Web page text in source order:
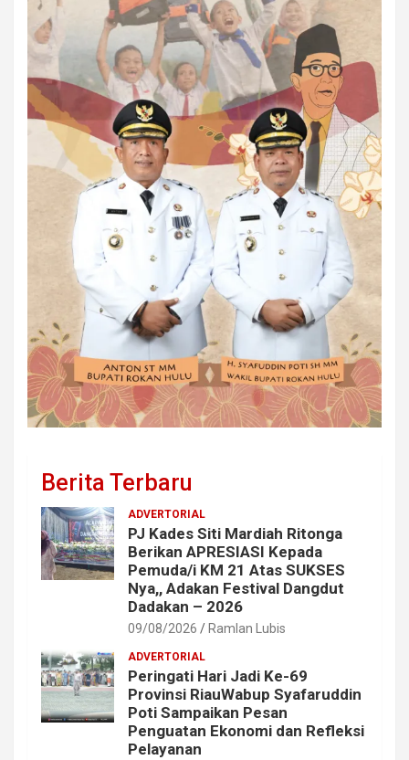
Berita Terbaru
ADVERTORIAL
PJ Kades Siti Mardiah Ritonga
Berikan APRESIASI Kepada
Pemuda/i KM 21 Atas SUKSES
Nya,, Adakan Festival Dangdut
Dadakan – 2026
09/08/2026 Ramlan Lubis
ADVERTORIAL
Peringati Hari Jadi Ke-69
Provinsi RiauWabup Syafaruddin
Poti Sampaikan Pesan
Penguatan Ekonomi dan Refleksi
Pelayanan